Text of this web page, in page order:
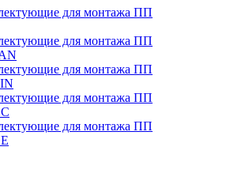
для монтажа ПП
для монтажа ПП
для монтажа ПП
для монтажа ПП
для монтажа ПП